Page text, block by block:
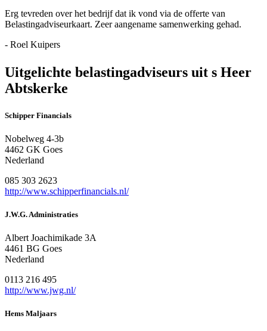
Erg tevreden over het bedrijf dat ik vond via de offerte van
Belastingadviseurkaart. Zeer aangename samenwerking gehad.
- Roel Kuipers
Uitgelichte belastingadviseurs uit s Heer
Abtskerke
Schipper Financials
Nobelweg 4-3b
4462 GK Goes
Nederland
085 303 2623
http://www.schipperfinancials.nl/
J.W.G. Administraties
Albert Joachimikade 3A
4461 BG Goes
Nederland
0113 216 495
http://www.jwg.nl/
Hems Maljaars